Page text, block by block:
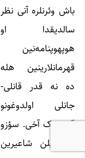
باش وئرنلره آنی نظر
سالدیقدا او
هوپهوپنامه‌نین
قهرمانلارینین هله
ده نه قدر قانلی-
جانلی اولدوغونو
گؤروروک آخی. سؤزو
دینله‌نیلن شاعیرین